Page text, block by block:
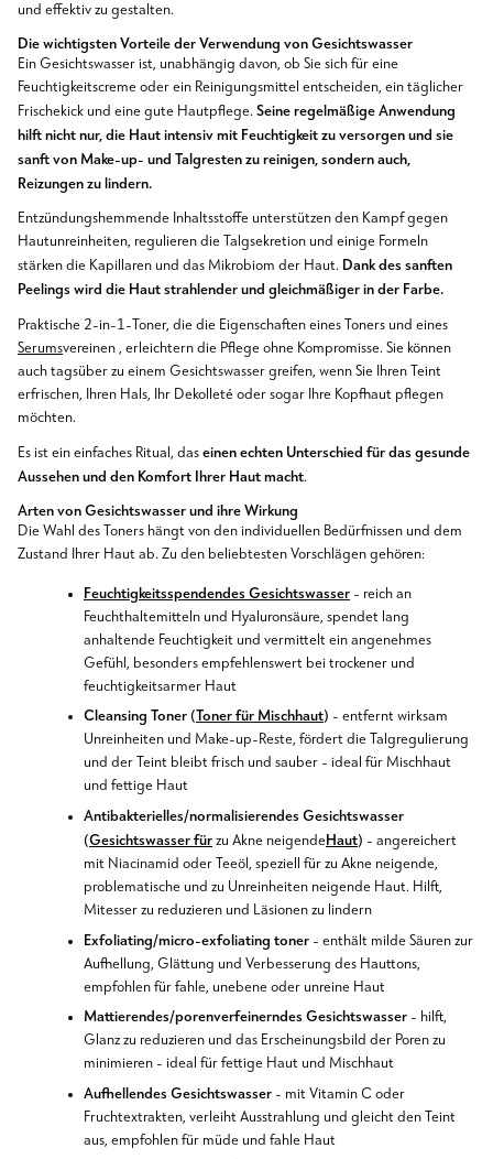
und effektiv zu gestalten.
Die wichtigsten Vorteile der Verwendung von Gesichtswasser
Ein Gesichtswasser ist, unabhängig davon, ob Sie sich für eine
Feuchtigkeitscreme oder ein Reinigungsmittel entscheiden, ein täglicher
Frischekick und eine gute Hautpflege. Seine regelmäßige Anwendung
hilft nicht nur, die Haut intensiv mit Feuchtigkeit zu versorgen und sie
sanft von Make-up- und Talgresten zu reinigen, sondern auch,
Reizungen zu lindern.
Entzündungshemmende Inhaltsstoffe unterstützen den Kampf gegen
Hautunreinheiten, regulieren die Talgsekretion und einige Formeln
stärken die Kapillaren und das Mikrobiom der Haut. Dank des sanften
Peelings wird die Haut strahlender und gleichmäßiger in der Farbe.
Praktische 2-in-1-Toner, die die Eigenschaften eines Toners und eines
Serumsvereinen , erleichtern die Pflege ohne Kompromisse. Sie können
auch tagsüber zu einem Gesichtswasser greifen, wenn Sie Ihren Teint
erfrischen, Ihren Hals, Ihr Dekolleté oder sogar Ihre Kopfhaut pflegen
möchten.
Es ist ein einfaches Ritual, das einen echten Unterschied für das gesunde
Aussehen und den Komfort Ihrer Haut macht.
Arten von Gesichtswasser und ihre Wirkung
Die Wahl des Toners hängt von den individuellen Bedürfnissen und dem
Zustand Ihrer Haut ab. Zu den beliebtesten Vorschlägen gehören:
Feuchtigkeitsspendendes Gesichtswasser - reich an
Feuchthaltemitteln und Hyaluronsäure, spendet lang
anhaltende Feuchtigkeit und vermittelt ein angenehmes
Gefühl, besonders empfehlenswert bei trockener und
feuchtigkeitsarmer Haut
Cleansing Toner (Toner für Mischhaut) - entfernt wirksam
Unreinheiten und Make-up-Reste, fördert die Talgregulierung
und der Teint bleibt frisch und sauber - ideal für Mischhaut
und fettige Haut
Antibakterielles/normalisierendes Gesichtswasser
(Gesichtswasser für zu Akne neigendeHaut) - angereichert
mit Niacinamid oder Teeöl, speziell für zu Akne neigende,
problematische und zu Unreinheiten neigende Haut. Hilft,
Mitesser zu reduzieren und Läsionen zu lindern
Exfoliating/micro-exfoliating toner - enthält milde Säuren zur
Aufhellung, Glättung und Verbesserung des Hauttons,
empfohlen für fahle, unebene oder unreine Haut
Mattierendes/porenverfeinerndes Gesichtswasser - hilft,
Glanz zu reduzieren und das Erscheinungsbild der Poren zu
minimieren - ideal für fettige Haut und Mischhaut
Aufhellendes Gesichtswasser - mit Vitamin C oder
Fruchtextrakten, verleiht Ausstrahlung und gleicht den Teint
aus, empfohlen für müde und fahle Haut